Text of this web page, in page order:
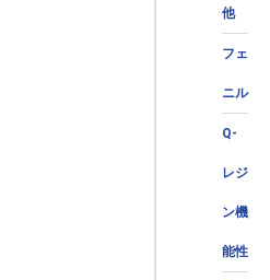
他
フェ
ニル
Q-
レジ
ン機
能性